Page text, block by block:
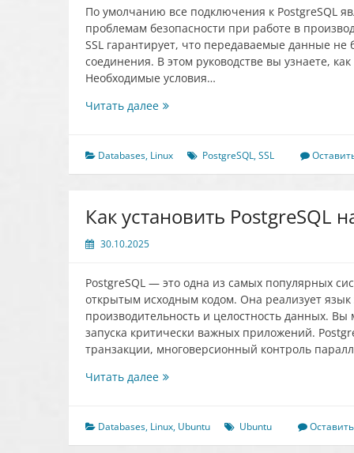
По умолчанию все подключения к PostgreSQL
проблемам безопасности при работе в
SSL гарантирует, что передаваемые данные
соединения. В этом руководстве вы узнаете,
Необходимые условия…
Читать далееКак
для
подключений
Databases, Linux PostgreSQL,SSL
Как установить PostgreSQL
30.10.2025
PostgreSQL — это одна из самых популярных
открытым исходным кодом. Она реализует язык
производительность и целостность данных. Вы
запуска критически важных приложений.
транзакции, многоверсионный контроль
Читать далееКак
на
Ubuntu
Databases, Linux, Ubuntu Ubuntu